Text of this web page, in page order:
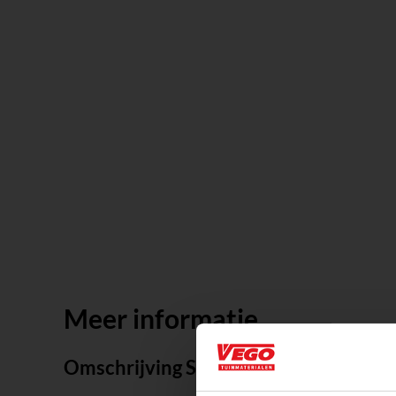
Meer informatie
Omschrijving Smart Hub-150